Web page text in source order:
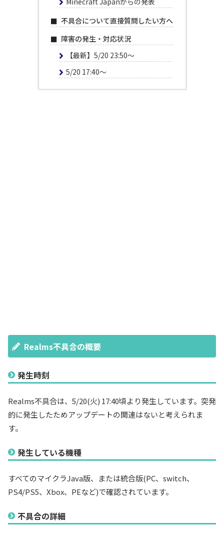
不具合について直接質問したい方へ
障害の発生・対応状況
【最新】5/20 23:50～
5/20 17:40～
Realms不具合の概要
発生時刻
Realms不具合は、5/20(火) 17:40頃より発生しています。突発
的に発生したためアップデートの関連はないと考えられま
す。
発生している機種
すべてのマイクラJava版、または統合版(PC、switch、
PS4/PS5、Xbox、PEなど)で確認されています。
不具合の詳細